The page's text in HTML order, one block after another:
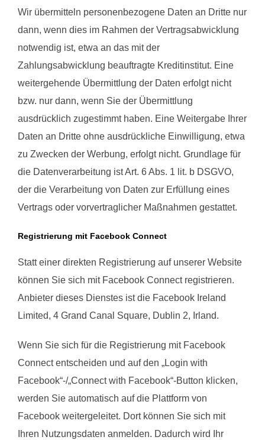
Wir übermitteln personenbezogene Daten an Dritte nur
dann, wenn dies im Rahmen der Vertragsabwicklung
notwendig ist, etwa an das mit der
Zahlungsabwicklung beauftragte Kreditinstitut. Eine
weitergehende Übermittlung der Daten erfolgt nicht
bzw. nur dann, wenn Sie der Übermittlung
ausdrücklich zugestimmt haben. Eine Weitergabe Ihrer
Daten an Dritte ohne ausdrückliche Einwilligung, etwa
zu Zwecken der Werbung, erfolgt nicht. Grundlage für
die Datenverarbeitung ist Art. 6 Abs. 1 lit. b DSGVO,
der die Verarbeitung von Daten zur Erfüllung eines
Vertrags oder vorvertraglicher Maßnahmen gestattet.
Registrierung mit Facebook Connect
Statt einer direkten Registrierung auf unserer Website
können Sie sich mit Facebook Connect registrieren.
Anbieter dieses Dienstes ist die Facebook Ireland
Limited, 4 Grand Canal Square, Dublin 2, Irland.
Wenn Sie sich für die Registrierung mit Facebook
Connect entscheiden und auf den „Login with
Facebook“-/„Connect with Facebook“-Button klicken,
werden Sie automatisch auf die Plattform von
Facebook weitergeleitet. Dort können Sie sich mit
Ihren Nutzungsdaten anmelden. Dadurch wird Ihr